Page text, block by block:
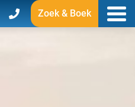
Zoek & Boek